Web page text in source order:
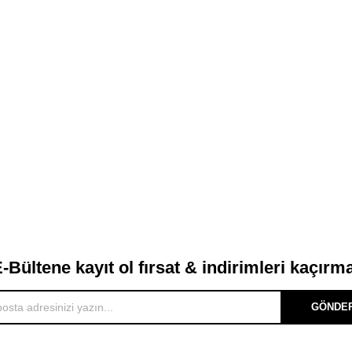
Bültene kayıt ol fırsat & indirimleri